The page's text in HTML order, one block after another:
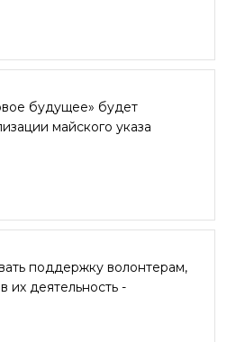
будущее» будет
майского указа
поддержку волонтерам,
их деятельность -